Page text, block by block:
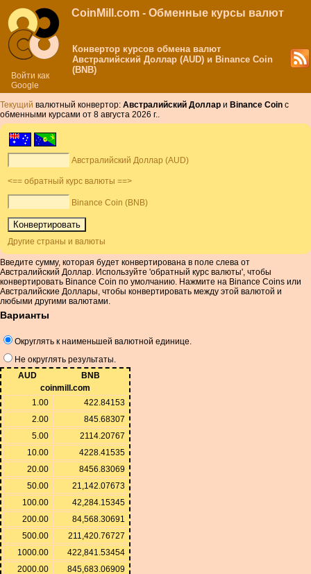
Войти как
Google
CoinMill.com - Обменные курсы валют
Конвертор курсов обмена валют
Австралийский Доллар (AUD) и Binance Coin
(BNB)
Текущий валютный конвертор: Австралийский Доллар и Binance Coin с
обменными курсами от 8 августа 2026 г..
Австралийский Доллар (AUD)
<== обратный курс валюты ==>
Binance Coin (BNB)
Другие страны и валюты
Введите сумму, которая будет конвертирована в поле слева от
Австралийский Доллар. Используйте 'обратный курс валюты', чтобы
конвертировать Binance Coin по умолчанию. Нажмите на Binance Coins или
Австралийские Доллары, чтобы конвертировать между этой валютой и
любыми другими валютами.
Варианты
Округлять к наименьшей валютной единице.
Не округлять результаты.
AUD
BNB
coinmill.com
1.00
422.84153
2.00
845.68307
5.00
2114.20767
10.00
4228.41535
20.00
8456.83069
50.00
21,142.07673
100.00
42,284.15345
200.00
84,568.30691
500.00
211,420.76727
1000.00
422,841.53454
2000.00
845,683.06909